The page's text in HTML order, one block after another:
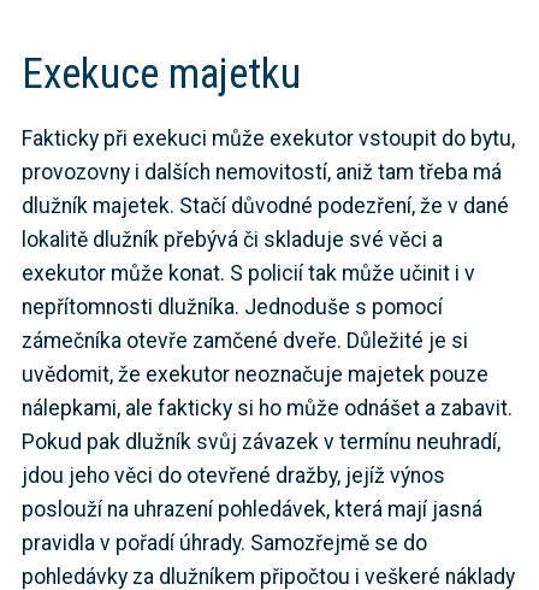
Exekuce majetku
Fakticky při exekuci může exekutor vstoupit do bytu,
provozovny i dalších nemovitostí, aniž tam třeba má
dlužník majetek. Stačí důvodné podezření, že v dané
lokalitě dlužník přebývá či skladuje své věci a
exekutor může konat. S policií tak může učinit i v
nepřítomnosti dlužníka. Jednoduše s pomocí
zámečníka otevře zamčené dveře. Důležité je si
uvědomit, že exekutor neoznačuje majetek pouze
nálepkami, ale fakticky si ho může odnášet a zabavit.
Pokud pak dlužník svůj závazek v termínu neuhradí,
jdou jeho věci do otevřené dražby, jejíž výnos
poslouží na uhrazení pohledávek, která mají jasná
pravidla v pořadí úhrady. Samozřejmě se do
pohledávky za dlužníkem připočtou i veškeré náklady